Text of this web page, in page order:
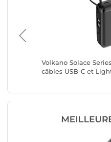
Volkano Solace
câbles USB-C et